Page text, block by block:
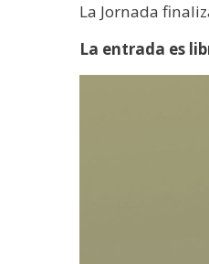
La Jornada
La entrada es